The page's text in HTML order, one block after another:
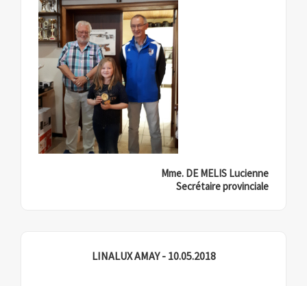
Mme. DE MELIS Lucienne
Secrétaire provinciale
LINALUX AMAY - 10.05.2018